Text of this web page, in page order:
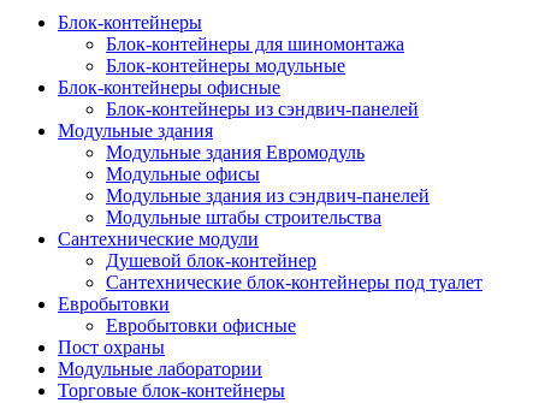
Блок-контейнеры
Блок-контейнеры для шиномонтажа
Блок-контейнеры модульные
Блок-контейнеры офисные
Блок-контейнеры из сэндвич-панелей
Модульные здания
Модульные здания Евромодуль
Модульные офисы
Модульные здания из сэндвич-панелей
Модульные штабы строительства
Сантехнические модули
Душевой блок-контейнер
Сантехнические блок-контейнеры под туалет
Евробытовки
Евробытовки офисные
Пост охраны
Модульные лаборатории
Торговые блок-контейнеры